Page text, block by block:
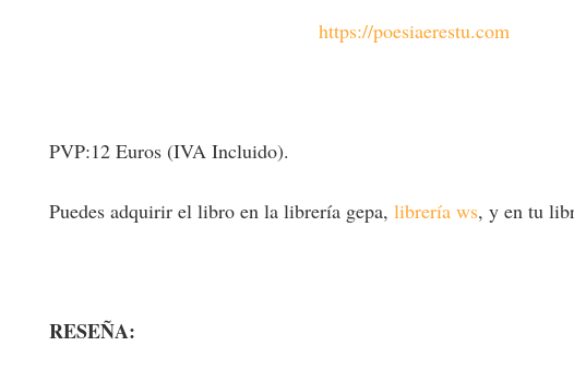
https://poesiaerestu.com
PVP:12 Euros (IVA Incluido).
Puedes adquirir el libro en la librería gepa, librería ws, y en tu
RESEÑA: